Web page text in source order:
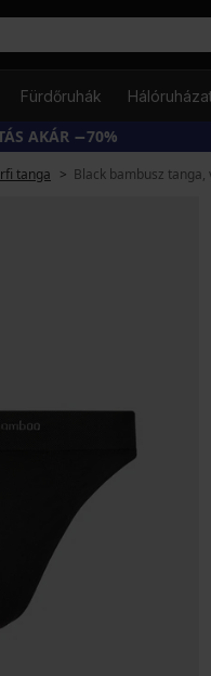
Fürdőruhák
AKÁR −70%
tanga Black bambusz